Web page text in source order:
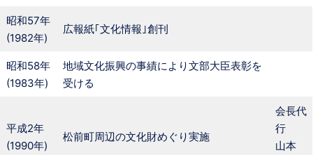
昭和57年
(1982年)
広報紙｢文化情報｣創刊
昭和58年
(1983年)
地域文化振興の事績により文部大臣表彰を
受ける
平成2年
(1990年)
松前町周辺の文化財めぐり実施
会長代
行
山本